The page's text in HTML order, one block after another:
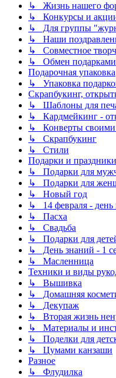
↳ Жизнь нашего
↳ Конкурсы и
↳ Для группы
↳ Наши
↳ Совместное
↳ Обмен подарками
Подарочная упаковка
↳ Упаковка
Скрапбукинг,
↳ Шаблоны для
↳ Кардмейкинг -
↳ Конверты своими
↳ Скрапбукинг
↳ Стили
Подарки и праздники
↳ Подарки для
↳ Подарки для
↳ Новый год
↳ 14 февраля -
↳ Пасха
↳ Свадьба
↳ Подарки для
↳ День знаний - 1
↳ Масленница
Техники и виды
↳ Вышивка
↳ Домашняя
↳ Декупаж
↳ Вторая жизнь
↳ Материалы и
↳ Поделки для
↳ Цумами канзаши
Разное
↳ Флудилка